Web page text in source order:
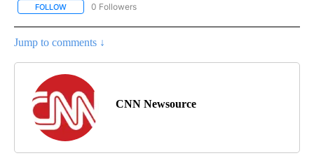
FOLLOW FOLLOW "CNN - SPANISH" TO RECEIVE NOTIFICATIONS ABOUT
0 Followers
Jump to comments ↓
CNN Newsource